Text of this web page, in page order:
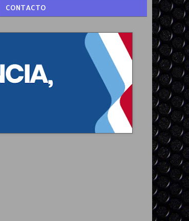
CONTACTO